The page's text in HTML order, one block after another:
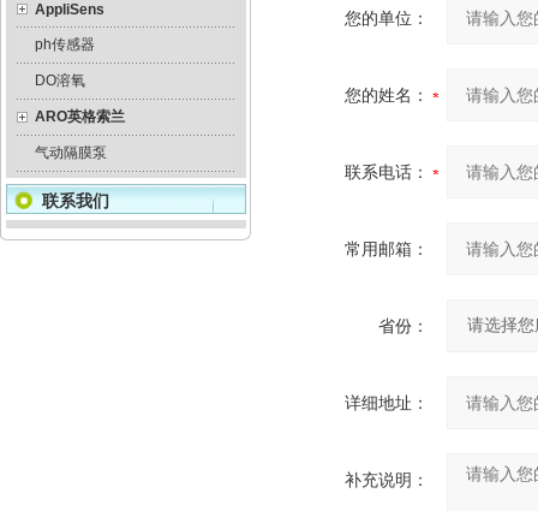
AppliSens
ph传感器
DO溶氧
ARO英格索兰
气动隔膜泵
联系我们
您的单位：
您的姓名：
联系电话：
常用邮箱：
省份：
详细地址：
补充说明：